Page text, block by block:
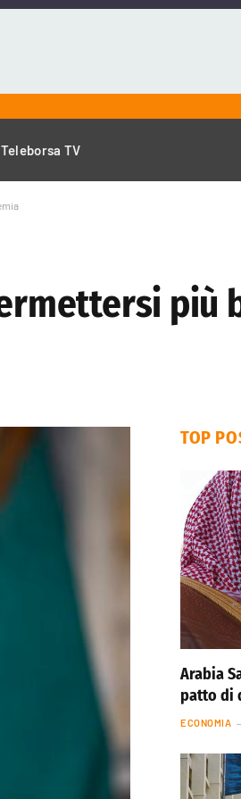
Teleborsa TV
più
TOP
Arabia
patto di
ECONOMIA